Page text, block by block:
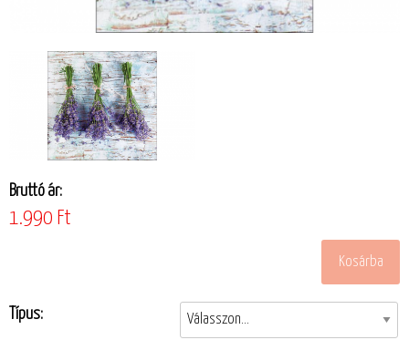
Bruttó ár:
1.990 Ft
Típus: